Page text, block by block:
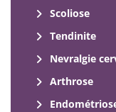
Scoliose
Tendinite
Nevralgie
Arthrose